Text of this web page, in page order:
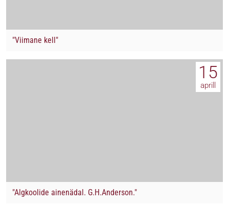
"Viimane kell"
15
aprill
"Algkoolide ainenädal. G.H.Anderson."